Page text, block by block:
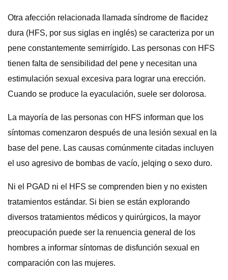
Otra afección relacionada llamada síndrome de flacidez
dura (HFS, por sus siglas en inglés) se caracteriza por un
pene constantemente semirrígido. Las personas con HFS
tienen falta de sensibilidad del pene y necesitan una
estimulación sexual excesiva para lograr una erección.
Cuando se produce la eyaculación, suele ser dolorosa.
La mayoría de las personas con HFS informan que los
síntomas comenzaron después de una lesión sexual en la
base del pene. Las causas comúnmente citadas incluyen
el uso agresivo de bombas de vacío, jelqing o sexo duro.
Ni el PGAD ni el HFS se comprenden bien y no existen
tratamientos estándar. Si bien se están explorando
diversos tratamientos médicos y quirúrgicos, la mayor
preocupación puede ser la renuencia general de los
hombres a informar síntomas de disfunción sexual en
comparación con las mujeres.